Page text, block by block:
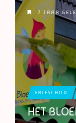
7 JAAR
FRIESLAND
HET